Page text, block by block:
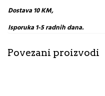
Dostava 10 KM,
Isporuka 1-5 radnih dana.
Povezani proizvodi